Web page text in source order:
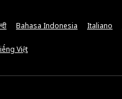
Bahasa Indonesia Italiano
Việt